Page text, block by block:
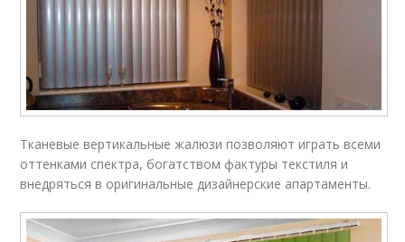
Тканевые вертикальные жалюзи позволяют играть всеми
оттенками спектра, богатством фактуры текстиля и
внедряться в оригинальные дизайнерские апартаменты.